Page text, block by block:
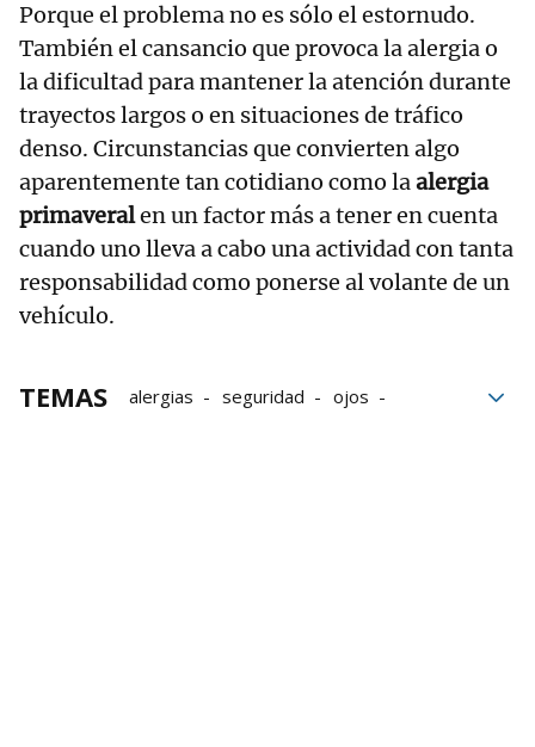
Porque el problema no es sólo el estornudo.
También el cansancio que provoca la alergia o
la dificultad para mantener la atención durante
trayectos largos o en situaciones de tráfico
denso. Circunstancias que convierten algo
aparentemente tan cotidiano como laalergia
primaveralen un factor más a tener en cuenta
cuando uno lleva a cabo una actividad con tanta
responsabilidad como ponerse al volante de un
vehículo.
TEMAS alergias seguridad
ojos